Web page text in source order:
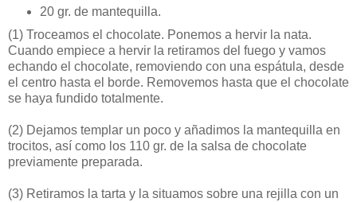
20 gr. de mantequilla.
(1) Troceamos el chocolate. Ponemos a hervir la nata.
Cuando empiece a hervir la retiramos del fuego y vamos
echando el chocolate, removiendo con una espátula, desde
el centro hasta el borde. Removemos hasta que el chocolate
se haya fundido totalmente.
(2) Dejamos templar un poco y añadimos la mantequilla en
trocitos, así como los 110 gr. de la salsa de chocolate
previamente preparada.
(3) Retiramos la tarta y la situamos sobre una rejilla con un